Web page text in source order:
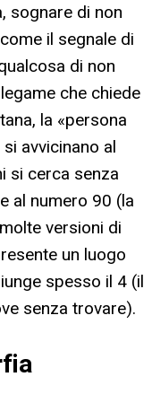
sognare di non
il segnale di
di non
che chiede
la «persona
avvicinano al
si cerca senza
al numero 90 (la
versioni di
un luogo
spesso il 4 (il
senza trovare).